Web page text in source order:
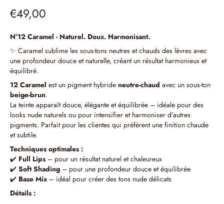
€49,00
N°12 Caramel - Naturel. Doux. Harmonisant.
✨ Caramel sublime les sous-tons neutres et chauds des lèvres avec
une profondeur douce et naturelle, créant un résultat harmonieux et
équilibré.
12 Caramel est un pigment hybride neutre-chaud avec un sous-ton
beige-brun.
La teinte apparaît douce, élégante et équilibrée – idéale pour des
looks nude naturels ou pour intensifier et harmoniser d’autres
pigments. Parfait pour les clientes qui préfèrent une finition chaude
et subtile.
Techniques optimales :
✔️ Full Lips – pour un résultat naturel et chaleureux
✔️ Soft Shading – pour une profondeur douce et équilibrée
✔️ Base Mix – idéal pour créer des tons nude délicats
Détails :